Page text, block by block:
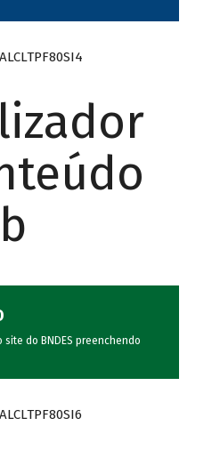
do BNDES preenchendo